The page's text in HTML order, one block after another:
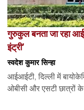
गुरुकुल बनता जा रहा
इंट्री’
स्वदेश कुमार सिन्हा
आईआईटी, दिल्ली में
ओबीसी और एसटी छात्रों